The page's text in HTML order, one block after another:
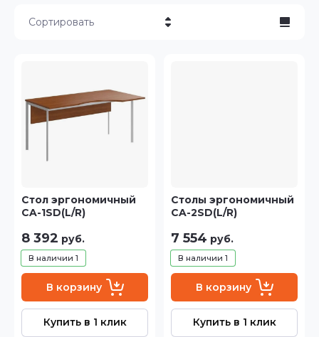
Сортировать
Название - Я-А
Название - А-Я
Стол эргономичный
CA-1SD(L/R)
В наличии 1
8 392 руб.
В корзину
Купить в 1 клик
Столы эргономичный
CA-2SD(L/R)
В наличии 1
7 554 руб.
В корзину
Купить в 1 клик